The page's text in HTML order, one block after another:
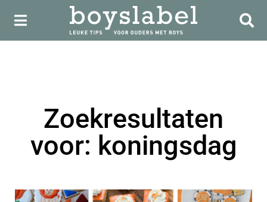
Zoekresultaten
voor: koningsdag